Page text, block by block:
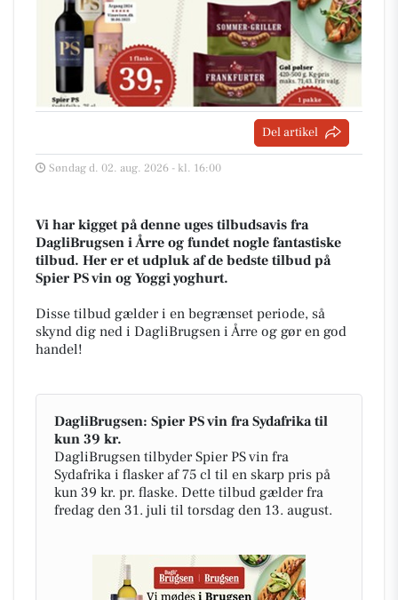
Del artikel
Søndag d. 02. aug. 2026 - kl. 16:00
Vi har kigget på denne uges tilbudsavis fra
DagliBrugsen i Årre og fundet nogle fantastiske
tilbud. Her er et udpluk af de bedste tilbud på
Spier PS vin og Yoggi yoghurt.
Disse tilbud gælder i en begrænset periode, så
skynd dig ned i DagliBrugsen i Årre og gør en god
handel!
DagliBrugsen: Spier PS vin fra Sydafrika til
kun 39 kr.
DagliBrugsen tilbyder Spier PS vin fra
Sydafrika i flasker af 75 cl til en skarp pris på
kun 39 kr. pr. flaske. Dette tilbud gælder fra
fredag den 31. juli til torsdag den 13. august.